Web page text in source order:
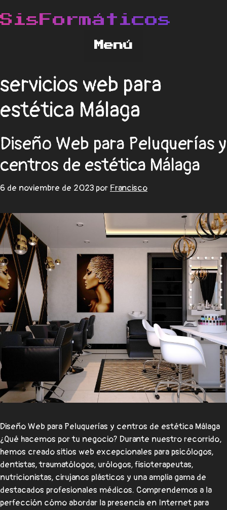
servicios web para
estética Málaga
Diseño Web para Peluquerías y
centros de estética Málaga
6 de noviembre de 2023 por Francisco
Diseño Web para Peluquerías y centros de estética Málaga
¿Qué hacemos por tu negocio? Durante nuestro recorrido,
hemos creado sitios web excepcionales para psicólogos,
dentistas, traumatólogos, urólogos, fisioterapeutas,
nutricionistas, cirujanos plásticos y una amplia gama de
destacados profesionales médicos. Comprendemos a la
perfección cómo abordar la presencia en Internet para